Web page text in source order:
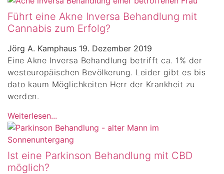
Führt eine Akne Inversa Behandlung mit
Cannabis zum Erfolg?
Jörg A. Kamphaus 19. Dezember 2019
Eine Akne Inversa Behandlung betrifft ca. 1% der
westeuropäischen Bevölkerung. Leider gibt es bis
dato kaum Möglichkeiten Herr der Krankheit zu
werden.
Weiterlesen...
Ist eine Parkinson Behandlung mit CBD
möglich?